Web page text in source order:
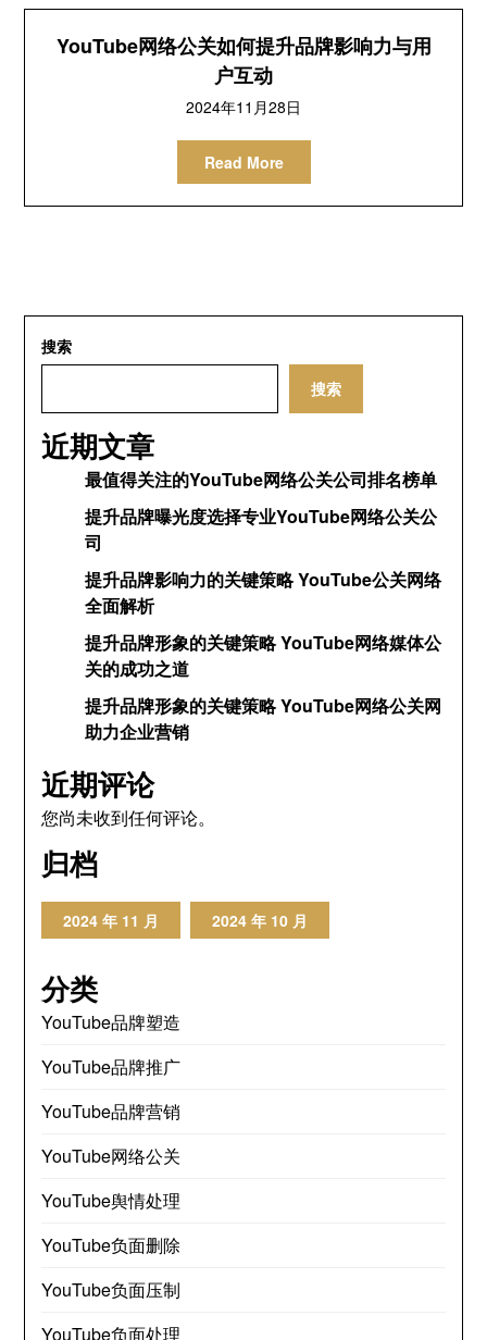
YouTube网络公关如何提升品牌影响力与用
户互动
2024年11月28日
Read More
搜索
搜索
近期文章
最值得关注的YouTube网络公关公司排名榜单
提升品牌曝光度选择专业YouTube网络公关公
司
提升品牌影响力的关键策略 YouTube公关网络
全面解析
提升品牌形象的关键策略 YouTube网络媒体公
关的成功之道
提升品牌形象的关键策略 YouTube网络公关网
助力企业营销
近期评论
您尚未收到任何评论。
归档
2024 年 11 月 2024 年 10 月
分类
YouTube品牌塑造
YouTube品牌推广
YouTube品牌营销
YouTube网络公关
YouTube舆情处理
YouTube负面删除
YouTube负面压制
YouTube负面处理